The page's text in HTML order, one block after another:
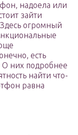
надоела или
зайти
огромный
есть
них подробнее
найти что-
равна